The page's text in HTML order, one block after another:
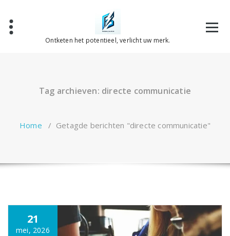
inhoud
Ontketen het potentieel, verlicht uw merk.
Tag archieven: directe communicatie
Home / Getagde berichten "directe communicatie"
21
mei, 2026